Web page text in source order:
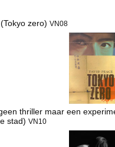
(Tokyo zero)VN08
thriller maar een
stad) VN10